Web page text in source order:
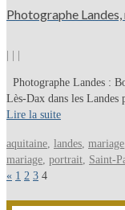
Photographe
Photographe Landes :
Lès-Dax dans les
Lire la suite
aquitaine, landes, mariage
mariage, portrait, Saint-
« 1 2 3 4